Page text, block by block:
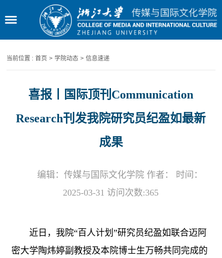
当前位置 : 首页 > 学院动态 > 信息速递
喜报丨国际顶刊Communication
Research刊发我院研究员纪盈如最新
成果
编辑：传媒与国际文化学院 作者： 时间：
2025-03-31 访问次数:365
近日，我院“百人计划”研究员纪盈如联合迈阿
密大学陶炜婷副教授及本院博士生万畅共同完成的